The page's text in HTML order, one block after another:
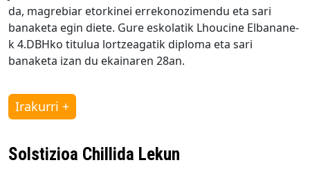
da, magrebiar etorkinei errekonozimendu eta sari
banaketa egin diete. Gure eskolatik Lhoucine Elbanane-
k 4.DBHko titulua lortzeagatik diploma eta sari
banaketa izan du ekainaren 28an.
Irakurri +
Solstizioa Chillida Lekun